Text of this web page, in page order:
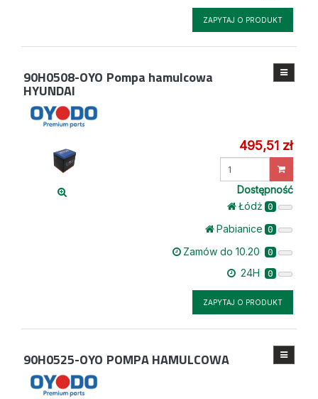
ZAPYTAJ O PRODUKT
90H0508-OYO Pompa hamulcowa
HYUNDAI
495,51 zł
Dostępność
Łódż 0
Pabianice 0
Zamów do 10.20 0
24H 0
ZAPYTAJ O PRODUKT
90H0525-OYO POMPA HAMULCOWA